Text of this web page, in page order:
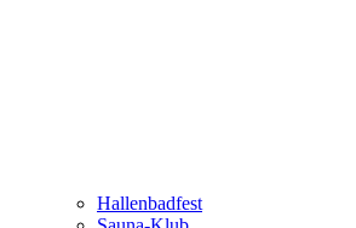
Hallenbadfest